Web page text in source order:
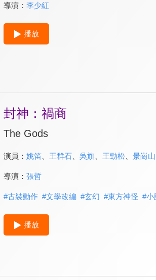
導演： 李少紅
播放
封神：禍商
The Gods
演員： 姚笛、 王群石、 吳旗、 王勁松、 景崗山
導演： 張哲
#古裝動作 #文學改編 #玄幻 #東方神怪 #小
播放